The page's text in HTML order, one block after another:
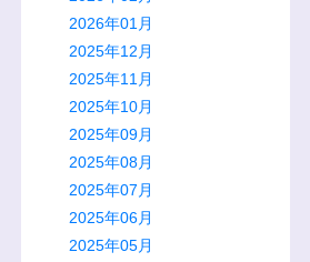
2026年01月
2025年12月
2025年11月
2025年10月
2025年09月
2025年08月
2025年07月
2025年06月
2025年05月